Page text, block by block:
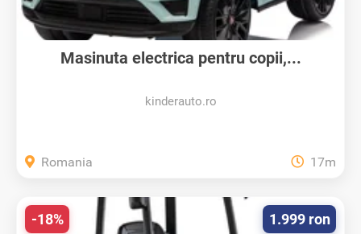
Masinuta electrica pentru copii,...
kinderauto.ro
Romania 17m
1.999 ron
-18%